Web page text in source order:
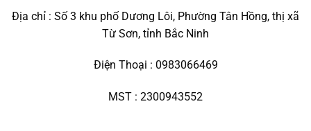
Địa chỉ : Số 3 khu phố Dương Lôi, Phường Tân Hồng, thị xã
Từ Sơn, tỉnh Bắc Ninh
Điện Thoại : 0983066469
MST : 2300943552